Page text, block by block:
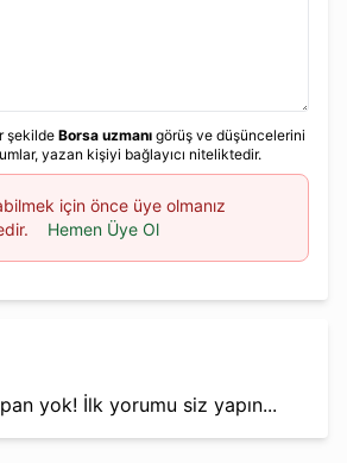
şekilde Borsa uzmanı görüş ve düşüncelerini
yazan kişiyi bağlayıcı niteliktedir.
için önce üye olmanız
Hemen Üye Ol
yok! İlk yorumu siz yapın...